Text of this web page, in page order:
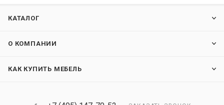
КАТАЛОГ
О КОМПАНИИ
КАК КУПИТЬ МЕБЕЛЬ